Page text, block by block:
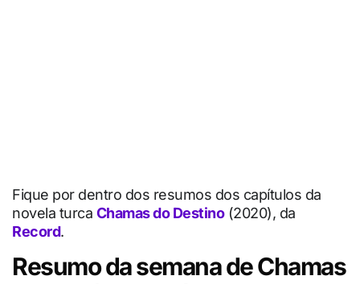
Fique por dentro dos resumos dos capítulos da
novela turca Chamas do Destino(2020), da
Record.
Resumo da semana de Chamas